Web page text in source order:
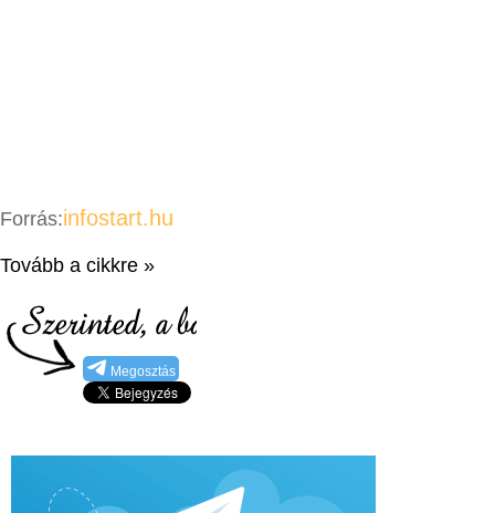
Forrás:infostart.hu
Tovább a cikkre »
Megosztás